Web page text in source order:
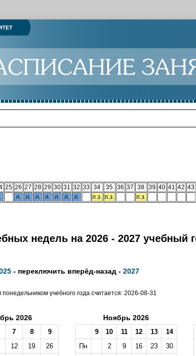
25 26 27 28 29 30 31 32 33 34 35 36 37 38 39 40 41 42 43
л. л. л. л. л. л. л. п.з. п.з. п.з.
недель на 2026 - 2027 учебный
- переключить вперёд-назад - 2027
учебного года считается: 2026-08-31
2026
7 8
9
12 19
26
Ноябрь 2026
9 10 11 12 13
14
Пн
2 9 16 23
30